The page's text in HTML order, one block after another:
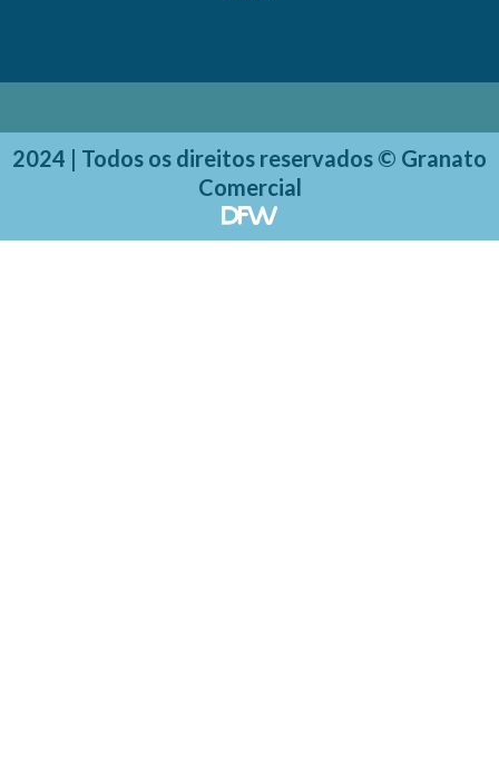
2024 | Todos os direitos reservados © Granato
Comercial